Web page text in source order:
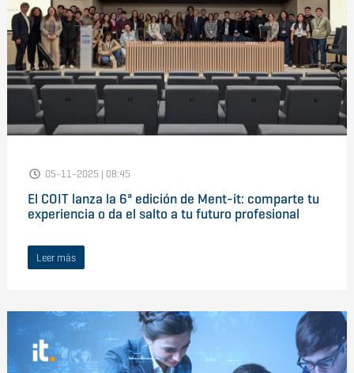
05-11-2025 | 08:45
El COIT lanza la 6ª edición de Ment-it: comparte tu
experiencia o da el salto a tu futuro profesional
Leer más